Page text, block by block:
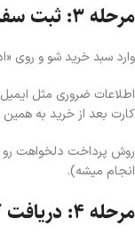
مرحله ۳: ثبت سفارش
وارد سبد خرید شو و روی
اطلاعات ضروری مثل
کارت بعد از خرید به
روش پرداخت دلخواهت رو
انجام میشه).
مرحله ۴: دریافت کد گیفت کارت